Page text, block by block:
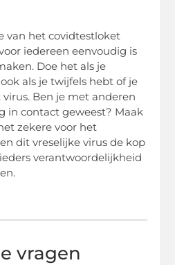
van het covidtestloket
iedereen eenvoudig is
Doe het als je
als je twijfels hebt of je
Ben je met anderen
in contact geweest? Maak
zekere voor het
dit vreselijke virus de kop
verantwoordelijkheid
vragen